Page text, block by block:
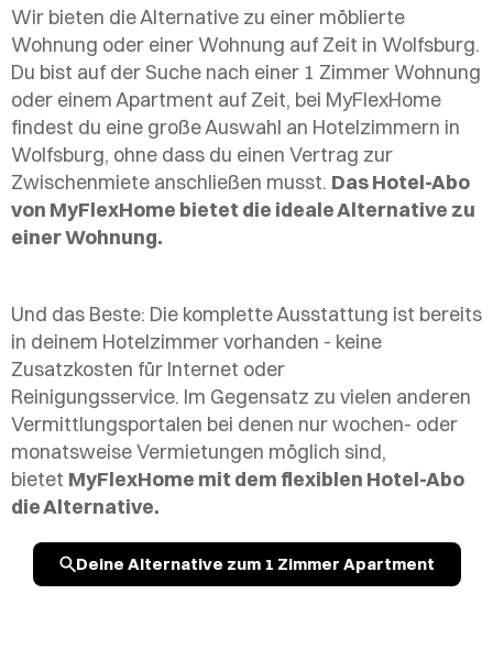
Wir bieten die Alternative zu einer möblierte
Wohnung oder einer Wohnung auf Zeit in Wolfsburg.
Du bist auf der Suche nach einer 1 Zimmer Wohnung
oder einem Apartment auf Zeit, bei MyFlexHome
findest du eine große Auswahl an Hotelzimmern in
Wolfsburg, ohne dass du einen Vertrag zur
Zwischenmiete anschließen musst. Das Hotel-Abo
von MyFlexHome bietet die ideale Alternative zu
einer Wohnung.
Und das Beste: Die komplette Ausstattung ist bereits
in deinem Hotelzimmer vorhanden - keine
Zusatzkosten für Internet oder
Reinigungsservice. Im Gegensatz zu vielen anderen
Vermittlungsportalen bei denen nur wochen- oder
monatsweise Vermietungen möglich sind,
bietet MyFlexHome mit dem flexiblen Hotel-Abo
die Alternative.
Deine Alternative zum 1 Zimmer Apartment